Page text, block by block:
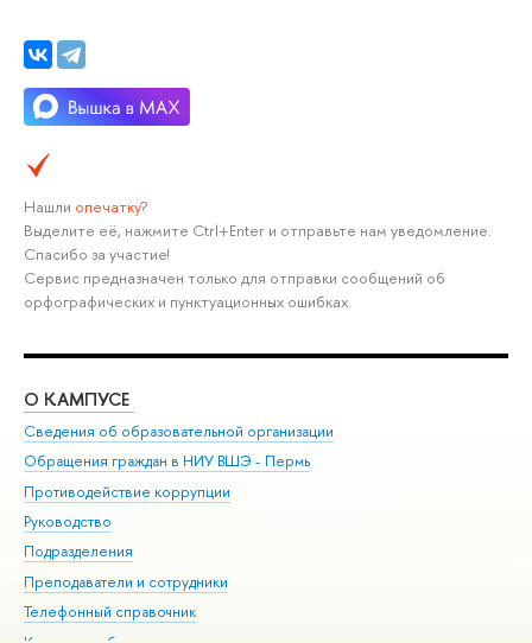
Нашли опечатку?
Выделите её, нажмите Ctrl+Enter и отправьте нам уведомление.
Спасибо за участие!
Сервис предназначен только для отправки сообщений об
орфографических и пунктуационных ошибках.
О КАМПУСЕ
Сведения об образовательной организации
Обращения граждан в НИУ ВШЭ - Пермь
Противодействие коррупции
Руководство
Подразделения
Преподаватели и сотрудники
Телефонный справочник